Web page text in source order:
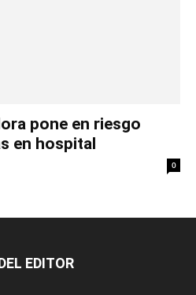
pone en riesgo
en hospital
0
EDITOR